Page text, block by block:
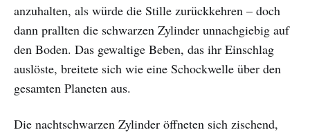
anzuhalten, als würde die Stille zurückkehren – doch
dann prallten die schwarzen Zylinder unnachgiebig auf
den Boden. Das gewaltige Beben, das ihr Einschlag
auslöste, breitete sich wie eine Schockwelle über den
gesamten Planeten aus.
Die nachtschwarzen Zylinder öffneten sich zischend,